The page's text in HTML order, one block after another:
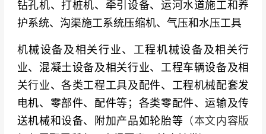
中联重科、柳工集团、临工集团、山河智能、山
推股份、龙工集团、浙江鼎力、星邦重工、艾迪
精密、恒立液压、南方路机、泰凯英轮胎
欧洲知名品牌：维特根集团、安迈、保利、宝
峨、阿特拉斯·科普柯、希尔博、帕尔菲格、马尼
托瓦克
钻孔机、打桩机、牵引设备、运河水道施工和养
护系统、沟渠施工系统压缩机、气压和水压工具
机械设备及相关行业、工程机械设备及相关行
业、混凝土设备及相关行业、工程车辆设备及相
关行业、各类工程工具及配件、工程机械配套发
电机、零部件、配件等；各类零配件、运输及传
送机械和设备、附加产品如轮胎等 （本文内容版